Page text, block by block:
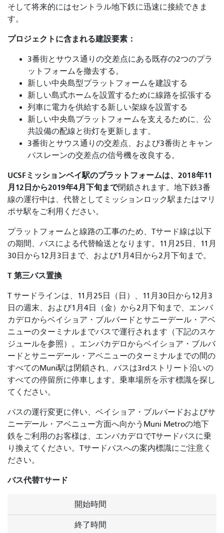
そして将来的にはセントラル地下鉄に迅速に接続できま
す。
プロジェクトに含まれる建設要素：
3番街とサウス通りの交差点にある既存の2つのプラ
ットフォームを撤去する。
新しい中央島型プラットフォームを建設する
新しい島式ホームを設置するために線路を拡張する
列車に電力を供給する新しい架線を設置する
新しい中央島プラットフォームを支えるために、公
共設備の配線と街灯を更新します。
3番街とサウス通りの交差点、および3番街とキャン
パスレーンの交差点の信号機を改良する。
UCSFミッションベイ駅のプラットフォームは、 2018年11
月12日から2019年4月下旬まで閉鎖されます。地下鉄3番
線の運行中は、代替としてミッションロック駅またはマリ
ポサ駅をご利用ください。
プラットフォームと線路の工事のため、Tサード線は以下
の期間、バスによる代替輸送となります。11月25日、11月
30日から12月3日まで、および1月4日から2月下旬まで。
T 第三バス置換
T サードラインは、11月25日（日）、11月30日から12月3
日の週末、および1月4日（金）から2月下旬まで、エンバ
カデロからベイショア・ブルバードとサニーデール・アベ
ニューのターミナルまでバスで運行されます（下記のスケ
ジュールを参照）。エンバカデロからベイショア・ブルバ
ードとサニーデール・アベニューのターミナルまでの間の
すべてのMuni駅は閉鎖され、バスは3rdストリート沿いの
すべての停留所に停車します。乗車場所を示す標識を探し
てください。
バスの運行変更に伴い、ベイショア・ブルバードおよびサ
ニーデール・アベニュー方面へ向かうMuni Metroの地下
鉄をご利用のお客様は、エンバカデロでTサードバスに乗
り換えてください。Tサードバスへの案内標識にご注意く
ださい。
バス代替Tサード
開始時間
終了時間